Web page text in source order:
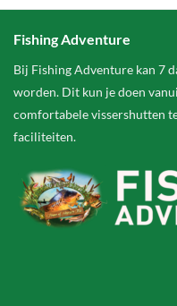
Fishing Adventure
Bij Fishing Adventure kan 7
worden. Dit kun je doen
comfortabele vissershutten
faciliteiten.